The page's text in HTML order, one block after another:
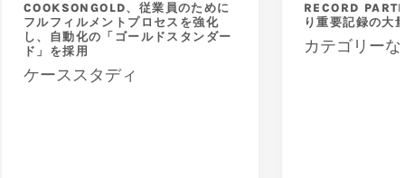
COOKSONGOLD、従業員のために
フルフィルメントプロセスを強化
し、自動化の「ゴールドスタンダー
ド」を採用
ケーススタディ
RECORD
り重要記録の大
カテゴリー